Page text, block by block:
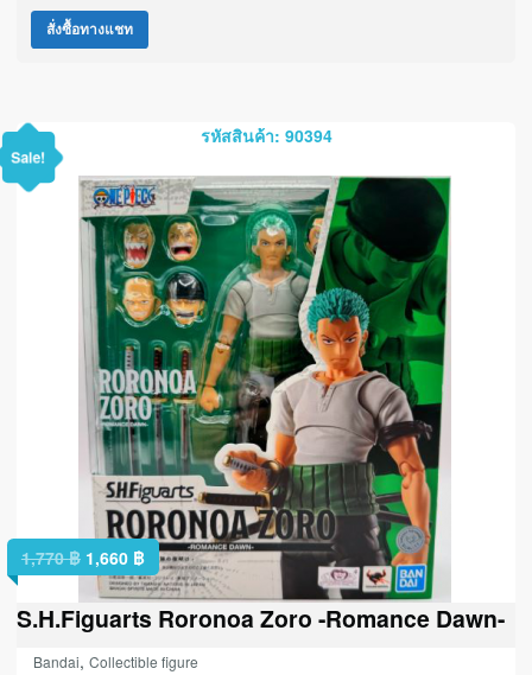
สั่งซื้อทางแชท
รหัสสินค้า: 90394
Sale!
1,770฿ 1,660 ฿
S.H.Figuarts Roronoa Zoro -Romance Dawn-
Bandai, Collectible figure